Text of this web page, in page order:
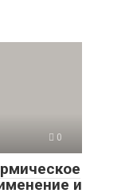
0
и